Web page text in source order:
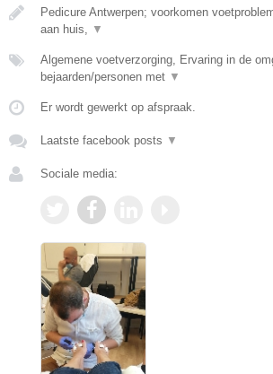
Pedicure Antwerpen; voorkomen
aan huis, ▼
Algemene voetverzorging, Ervaring in de
bejaarden/personen met ▼
Er wordt gewerkt op afspraak.
Laatste facebook posts ▼
Sociale media: